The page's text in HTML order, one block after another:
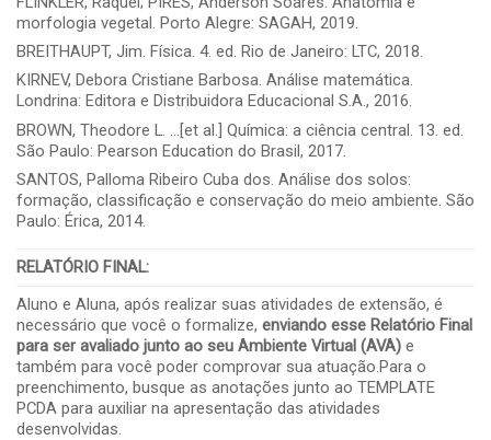
morfologia vegetal. Porto Alegre: SAGAH, 2019.
BREITHAUPT, Jim. Física. 4. ed. Rio de Janeiro: LTC, 2018.
KIRNEV, Debora Cristiane Barbosa. Análise matemática.
Londrina: Editora e Distribuidora Educacional S.A., 2016.
BROWN, Theodore L. …[et al.] Química: a ciência central. 13. ed.
São Paulo: Pearson Education do Brasil, 2017.
SANTOS, Palloma Ribeiro Cuba dos. Análise dos solos:
formação, classificação e conservação do meio ambiente. São
Paulo: Érica, 2014.
RELATÓRIO FINAL:
Aluno e Aluna, após realizar suas atividades de extensão, é
necessário que você o formalize, enviando esse Relatório Final
para ser avaliado junto ao seu Ambiente Virtual (AVA) e
também para você poder comprovar sua atuação.Para o
preenchimento, busque as anotações junto ao TEMPLATE
PCDA para auxiliar na apresentação das atividades
desenvolvidas.